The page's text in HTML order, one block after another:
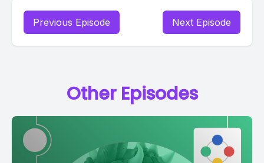
Previous Episode Next Episode
Other Episodes